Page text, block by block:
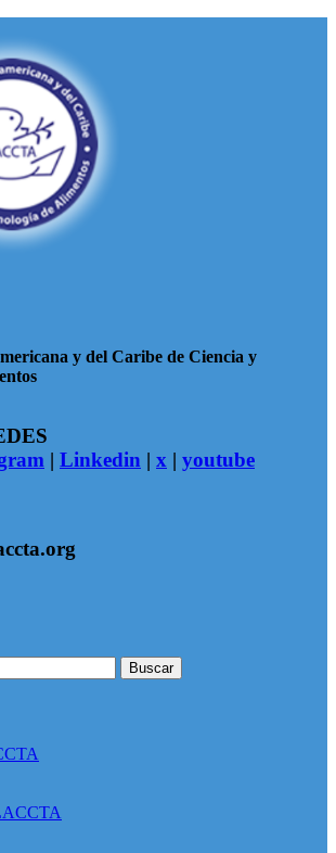
y del Caribe de Ciencia y
| Linkedin | x | youtube